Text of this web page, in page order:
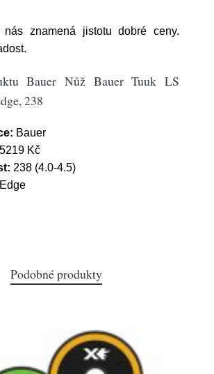
nás znamená jistotu dobré ceny.
Bauer Nůž Bauer Tuuk LS
238
Bauer
5219 Kč
238 (4.0-4.5)
Edge
Podobné produkty